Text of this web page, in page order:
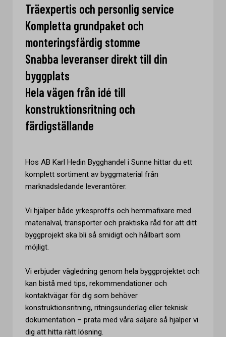
Träexpertis och personlig service
Kompletta grundpaket och
monteringsfärdig stomme
Snabba leveranser direkt till din
byggplats
Hela vägen från idé till
konstruktionsritning och
färdigställande
Hos AB Karl Hedin Bygghandel i Sunne hittar du ett
komplett sortiment av byggmaterial från
marknadsledande leverantörer.
Vi hjälper både yrkesproffs och hemmafixare med
materialval, transporter och praktiska råd för att ditt
byggprojekt ska bli så smidigt och hållbart som
möjligt.
Vi erbjuder vägledning genom hela byggprojektet och
kan bistå med tips, rekommendationer och
kontaktvägar för dig som behöver
konstruktionsritning, ritningsunderlag eller teknisk
dokumentation – prata med våra säljare så hjälper vi
dig att hitta rätt lösning.